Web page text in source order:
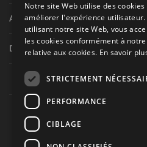
Autres séries nationales
Divers
Tous droits réservés © Les
Ce site est produit et hébergé
Politique de confidentialité et
Notre site Web utilise des cookies
améliorer l'expérience utilisateur.
utilisant notre site Web, vous
les cookies conformément à
relative aux cookies. En savoir
STRICTEMENT
PERFORMANCE
CIBLAGE